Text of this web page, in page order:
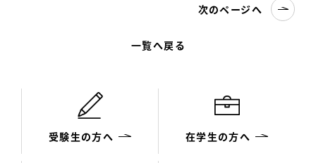
一覧へ戻る
次のページへ
受験生の方へ 在学生の方へ